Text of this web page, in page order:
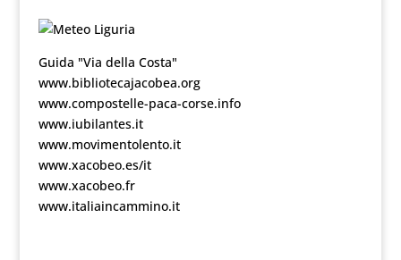
Guida "Via della Costa"
www.bibliotecajacobea.org
www.compostelle-paca-corse.info
www.iubilantes.it
www.movimentolento.it
www.xacobeo.es/it
www.xacobeo.fr
www.italiaincammino.it